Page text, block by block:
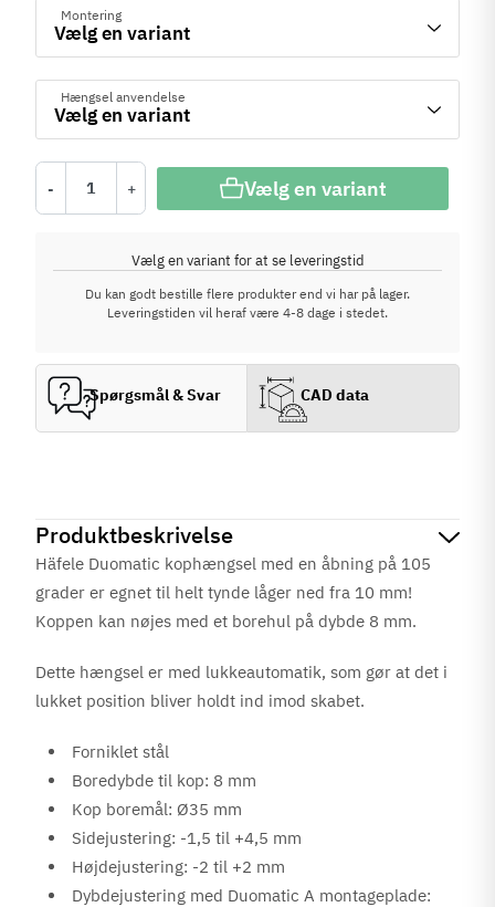
Produktbeskrivelse
Häfele Duomatic kophængsel med en åbning på 105
grader er egnet til helt tynde låger ned fra 10 mm!
Koppen kan nøjes med et borehul på dybde 8 mm.
Dette hængsel er med lukkeautomatik, som gør at det i
lukket position bliver holdt ind imod skabet.
Forniklet stål
Boredybde til kop: 8 mm
Kop boremål: Ø35 mm
Sidejustering: -1,5 til +4,5 mm
Højdejustering: -2 til +2 mm
Dybdejustering med Duomatic A montageplade:
Montering
Hængsel anvendelse
- + Vælg en variant
Vælg en variant for at se leveringstid
Du kan godt bestille flere produkter end vi har på lager.
Leveringstiden vil heraf være 4-8 dage i stedet.
Spørgsmål & Svar CAD data